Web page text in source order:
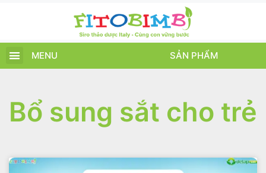
MENU SẢN PHẨM
Bổ sung sắt cho trẻ